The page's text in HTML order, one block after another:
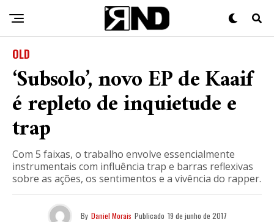
OLD
‘Subsolo’, novo EP de Kaaif
é repleto de inquietude e
trap
Com 5 faixas, o trabalho envolve essencialmente
instrumentais com influência trap e barras reflexivas
sobre as ações, os sentimentos e a vivência do rapper.
By Daniel Morais Publicado 19 de junho de 2017